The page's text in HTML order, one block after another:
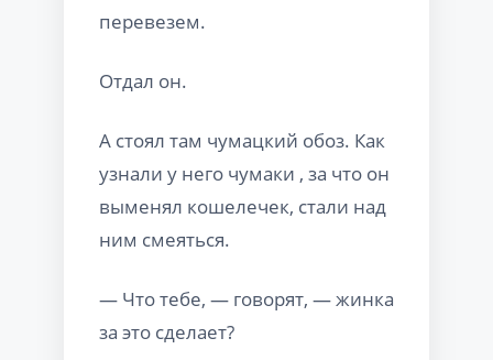
перевезем.
Отдал он.
А стоял там чумацкий обоз. Как
узнали у него чумаки , за что он
выменял кошелечек, стали над
ним смеяться.
— Что тебе, — говорят, — жинка
за это сделает?